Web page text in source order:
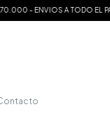
ENVIOS A TODO EL PAIS